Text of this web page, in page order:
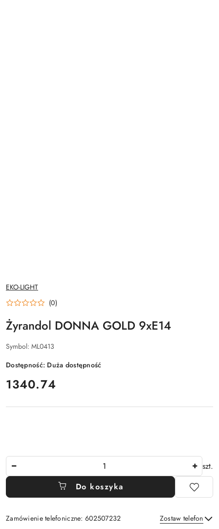
NAZWA
PRODUCENTA:
EKO-LIGHT
(0)
Żyrandol DONNA GOLD 9xE14
Symbol: ML0413
Dostępność: Duża dostępność
cena:
1340.74
szt.
Do koszyka
Zamówienie telefoniczne: 602507232 Zostaw telefon